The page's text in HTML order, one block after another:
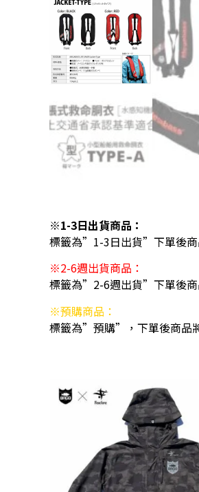
※1-3日出貨商品：
標籤為”1-3日出貨”下單後商
※2-6週出貨商品：
標籤為”2-6週出貨”下單後商
※預購商品：
標籤為”預購”，下單後商品